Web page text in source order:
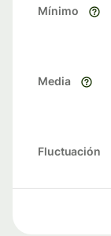
Mínimo
Media
Fluctuación